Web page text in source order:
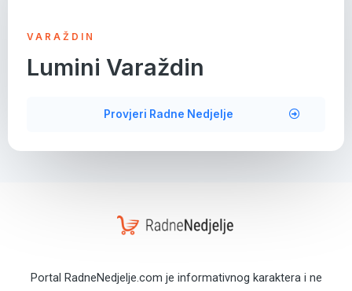
VARAŽDIN
Lumini Varaždin
Provjeri Radne Nedjelje
Portal RadneNedjelje.com je informativnog karaktera i ne